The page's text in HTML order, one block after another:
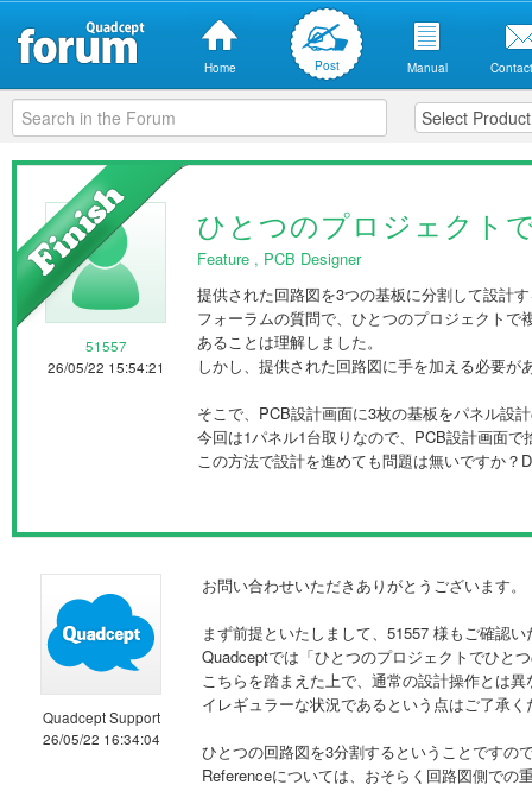
Home Post Manual
51557
26/05/22 15:54:21
ひとつのプロジェクト
Feature , PCB Designer
提供された回路図を3つの基板に分割して設計
フォーラムの質問で、ひとつのプロジェクト
あることは理解しました。
しかし、提供された回路図に手を加える必要
そこで、PCB設計画面に3枚の基板をパネル設
今回は1パネル1台取りなので、PCB設計画面
この方法で設計を進めても問題は無いですか？
Quadcept Support
26/05/22 16:34:04
お問い合わせいただきありがとうございます。
まず前提といたしまして、51557 様もご確認
Quadceptでは「ひとつのプロジェクトでひと
こちらを踏まえた上で、通常の設計操作とは
イレギュラーな状況であるという点はご了承く
ひとつの回路図を3分割するということですの
Referenceについては、おそらく回路図側での